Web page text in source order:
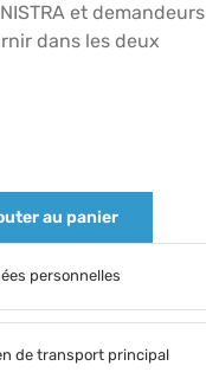
et demandeurs
dans les deux
au panier
personnelles
de transport principal